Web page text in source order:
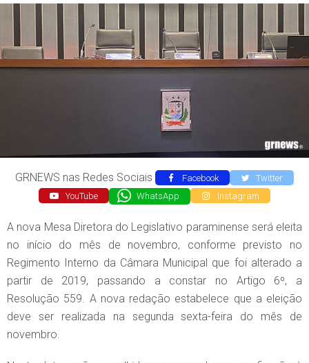
GRNEWS nas Redes Sociais Facebook
Twitter
YouTube
WhatsApp Instagram
A nova Mesa Diretora do Legislativo paraminense será eleita
no início do mês de novembro, conforme previsto no
Regimento Interno da Câmara Municipal que foi alterado a
partir de 2019, passando a constar no Artigo 6º, a
Resolução 559. A nova redação estabelece que a eleição
deve ser realizada na segunda sexta-feira do mês de
novembro.